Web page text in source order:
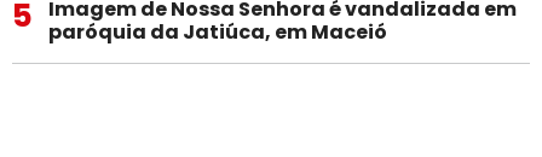
5
Imagem de Nossa Senhora é vandalizada em
paróquia da Jatiúca, em Maceió